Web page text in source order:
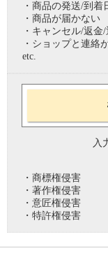
・商品の発送/到着
・商品が届かない
・キャンセル/返金
・ショップと連絡
etc.
入
・商標権侵害
・著作権侵害
・意匠権侵害
・特許権侵害